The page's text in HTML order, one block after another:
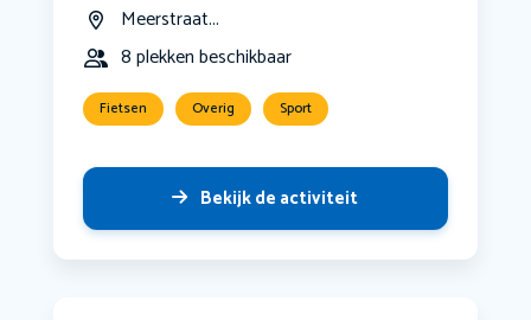
Meerstraat...
8 plekken beschikbaar
Fietsen Overig Sport
Bekijk de activiteit